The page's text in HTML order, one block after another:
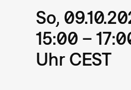
So,
15:00 –
Uhr CEST